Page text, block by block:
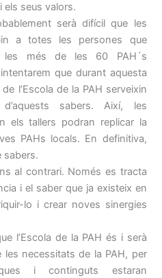
els seus valors.
serà difícil que les
a totes les persones que
les més de les 60 PAH´s
que durant aquesta
l’Escola de la PAH serveixin
sabers. Així, les
els tallers podran replicar la
PAHs locals. En definitiva,
sabers.
al contrari. Només es tracta
i el saber que ja existeix en
lo i crear noves sinergies
l’Escola de la PAH és i serà
necessitats de la PAH, per
i continguts estaran